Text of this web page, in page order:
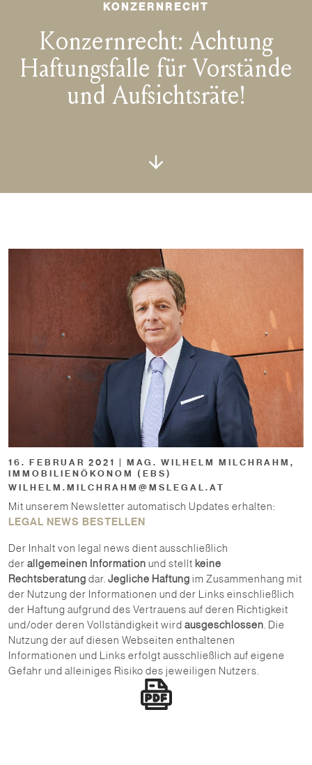
KONZERNRECHT
Konzernrecht: Achtung
Haftungsfalle für Vorstände
und Aufsichtsräte!
16. FEBRUAR 2021 | MAG. WILHELM MILCHRAHM,
IMMOBILIENÖKONOM (EBS)
WILHELM.MILCHRAHM@MSLEGAL.AT
Mit unserem Newsletter automatisch Updates erhalten:
LEGAL NEWS BESTELLEN
Der Inhalt von legal news dient ausschließlich
der allgemeinen Information und stellt keine
Rechtsberatung dar. Jegliche Haftung im Zusammenhang mit
der Nutzung der Informationen und der Links einschließlich
der Haftung aufgrund des Vertrauens auf deren Richtigkeit
und/oder deren Vollständigkeit wird ausgeschlossen . Die
Nutzung der auf diesen Webseiten enthaltenen
Informationen und Links erfolgt ausschließlich auf eigene
Gefahr und alleiniges Risiko des jeweiligen Nutzers.